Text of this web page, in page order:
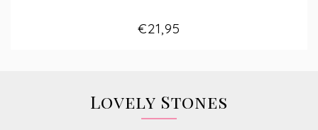
€21,95
Lovely Stones